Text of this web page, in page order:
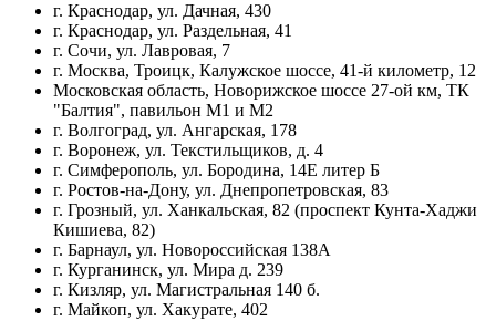
г. Краснодар, ул. Дачная, 430
г. Краснодар, ул. Раздельная, 41
г. Сочи, ул. Лавровая, 7
г. Москва, Троицк, Калужское шоссе, 41-й километр, 12
Московская область, Новорижское шоссе 27-ой км, ТК
"Балтия", павильон М1 и М2
г. Волгоград, ул. Ангарская, 178
г. Воронеж, ул. Текстильщиков, д. 4
г. Симферополь, ул. Бородина, 14Е литер Б
г. Ростов-на-Дону, ул. Днепропетровская, 83
г. Грозный, ул. Ханкальская, 82 (проспект Кунта-Хаджи
Кишиева, 82)
г. Барнаул, ул. Новороссийская 138А
г. Курганинск, ул. Мира д. 239
г. Кизляр, ул. Магистральная 140 б.
г. Майкоп, ул. Хакурате, 402